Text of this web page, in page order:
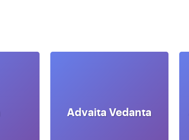
Advaita Vedanta